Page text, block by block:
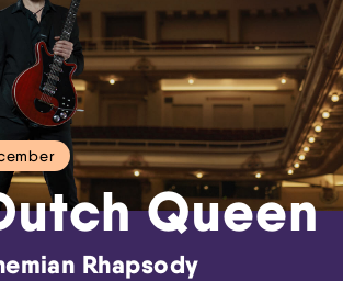
Queen
Rhapsody